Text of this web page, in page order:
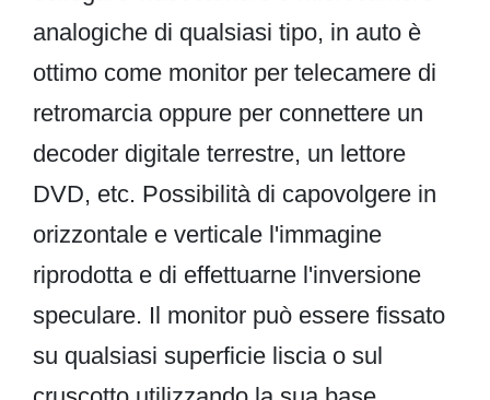
analogiche di qualsiasi tipo, in auto è
ottimo come monitor per telecamere di
retromarcia oppure per connettere un
decoder digitale terrestre, un lettore
DVD, etc. Possibilità di capovolgere in
orizzontale e verticale l'immagine
riprodotta e di effettuarne l'inversione
speculare. Il monitor può essere fissato
su qualsiasi superficie liscia o sul